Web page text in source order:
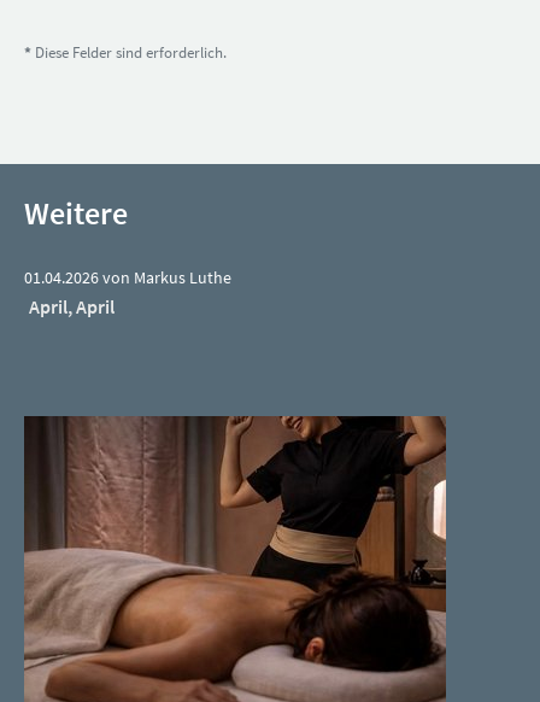
* Diese Felder sind erforderlich.
Weitere
01.04.2026 von Markus Luthe
April, April